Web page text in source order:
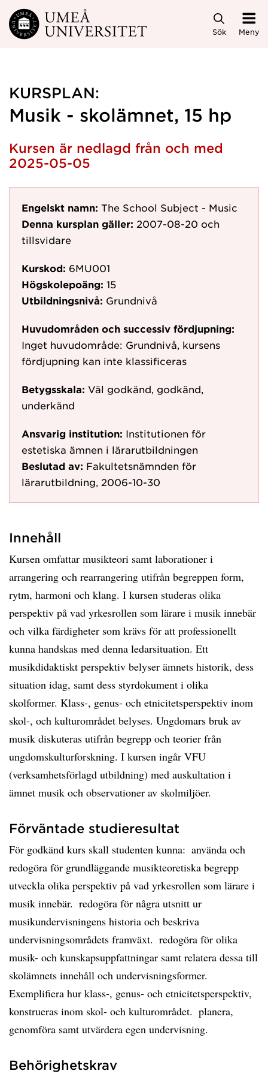
Hoppa direkt till innehållet
Sök Meny
KURSPLAN:
Musik - skolämnet, 15 hp
Kursen är nedlagd från och med
2025-05-05
Engelskt namn: The School Subject - Music
Denna kursplan gäller: 2007-08-20 och
tillsvidare
Kurskod: 6MU001
Högskolepoäng: 15
Utbildningsnivå: Grundnivå
Huvudområden och successiv fördjupning:
Inget huvudområde: Grundnivå, kursens
fördjupning kan inte klassificeras
Betygsskala: Väl godkänd, godkänd,
underkänd
Ansvarig institution: Institutionen för
estetiska ämnen i lärarutbildningen
Beslutad av: Fakultetsnämnden för
lärarutbildning, 2006-10-30
Innehåll
Kursen omfattar musikteori samt laborationer i
arrangering och rearrangering utifrån begreppen form,
rytm, harmoni och klang. I kursen studeras olika
perspektiv på vad yrkesrollen som lärare i musik innebär
och vilka färdigheter som krävs för att professionellt
kunna handskas med denna ledarsituation. Ett
musikdidaktiskt perspektiv belyser ämnets historik, dess
situation idag, samt dess styrdokument i olika
skolformer. Klass-, genus- och etnicitetsperspektiv inom
skol-, och kulturområdet belyses. Ungdomars bruk av
musik diskuteras utifrån begrepp och teorier från
ungdomskulturforskning. I kursen ingår VFU
(verksamhetsförlagd utbildning) med auskultation i
ämnet musik och observationer av skolmiljöer.
Förväntade studieresultat
För godkänd kurs skall studenten kunna:  använda och
redogöra för grundläggande musikteoretiska begrepp 
utveckla olika perspektiv på vad yrkesrollen som lärare i
musik innebär.  redogöra för några utsnitt ur
musikundervisningens historia och beskriva
undervisningsområdets framväxt.  redogöra för olika
musik- och kunskapsuppfattningar samt relatera dessa till
skolämnets innehåll och undervisningsformer. 
Exemplifiera hur klass-, genus- och etnicitetsperspektiv,
konstrueras inom skol- och kulturområdet.  planera,
genomföra samt utvärdera egen undervisning.
Behörighetskrav